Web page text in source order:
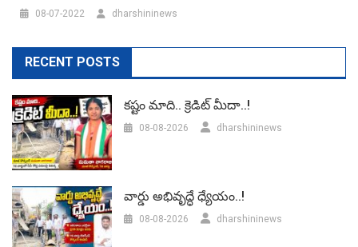
08-07-2022 dharshininews
RECENT POSTS
కష్టం మాది.. క్రెడిట్ మీదా..!
08-08-2026 dharshininews
వార్డు అభివృద్ధే ధ్యేయం..!
08-08-2026 dharshininews